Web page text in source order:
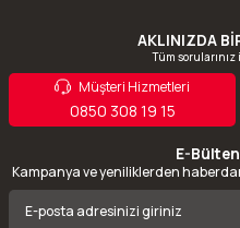
AKLINIZDA
Tüm
Müşteri Hizmetleri
0850 308 19 15
E-
Kampanya ve yeniliklerden